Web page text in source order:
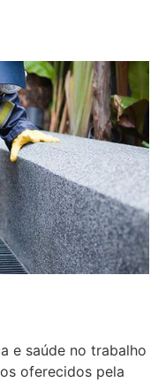
e saúde no trabalho
oferecidos pela